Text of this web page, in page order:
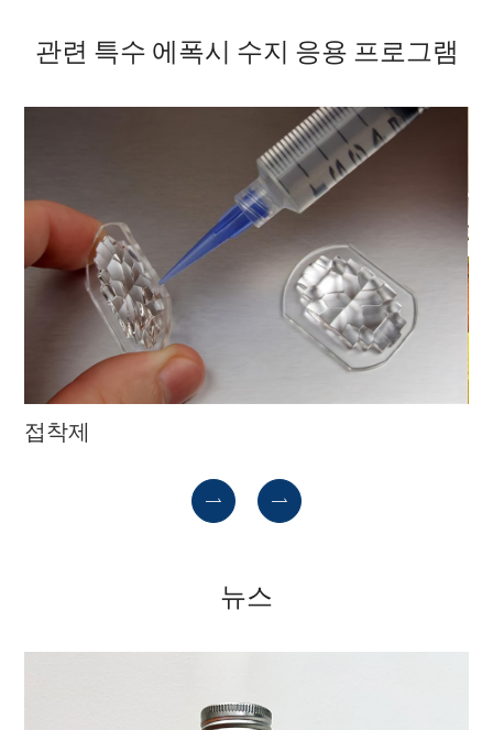
관련 특수 에폭시 수지 응용 프로그램
접착제
 
뉴스